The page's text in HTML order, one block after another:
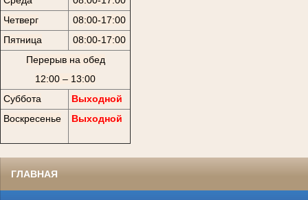
Четверг
08:00-17:00
Пятница
08:00-17:00
Перерыв на обед
12:00 – 13:00
Суббота
Выходной
Воскресенье
Выходной
ГЛАВНАЯ